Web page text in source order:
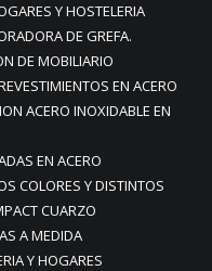
Y HOSTELERIA
DE GREFA.
DE MOBILIARIO
EN ACERO
ACERO INOXIDABLE EN
EN ACERO
COLORES Y DISTINTOS
CUARZO
A MEDIDA
Y HOGARES